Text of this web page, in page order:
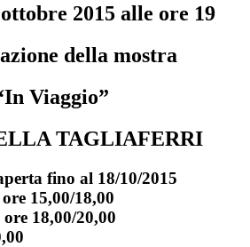
2015 alle ore 19
della mostra
Viaggio”
TAGLIAFERRI
fino al 18/10/2015
15,00/18,00
18,00/20,00